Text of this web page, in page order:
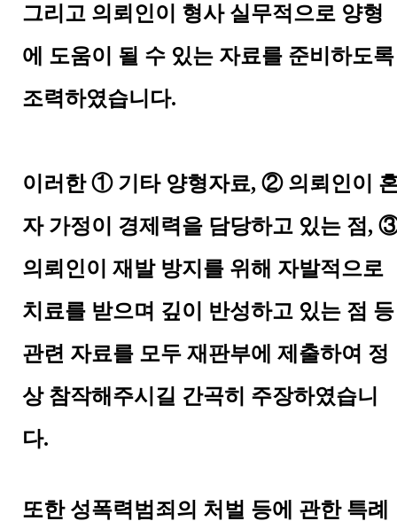
그리고 의뢰인이 형사 실무적으로 양형
에 도움이 될 수 있는 자료를 준비하도록
조력하였습니다.
이러한 ① 기타 양형자료, ② 의뢰인이
자 가정이 경제력을 담당하고 있는 점,
의뢰인이 재발 방지를 위해 자발적으로
치료를 받으며 깊이 반성하고 있는 점 등
관련 자료를 모두 재판부에 제출하여 정
상 참작해주시길 간곡히 주장하였습니
다.
또한 성폭력범죄의 처벌 등에 관한 특례